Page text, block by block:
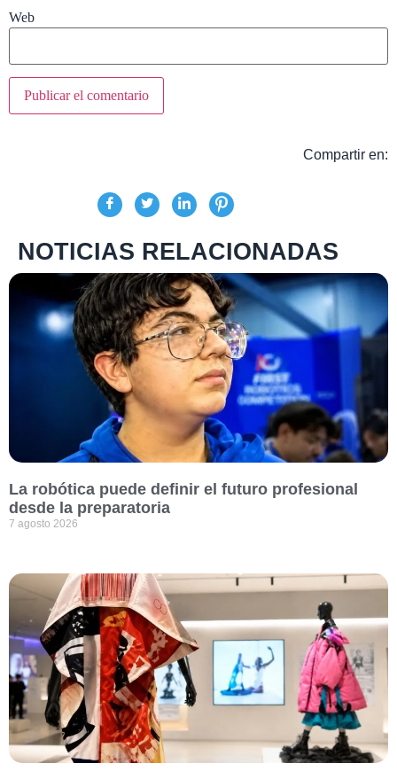
Web
Compartir en:
NOTICIAS RELACIONADAS
La robótica puede definir el futuro profesional
desde la preparatoria
7 agosto 2026